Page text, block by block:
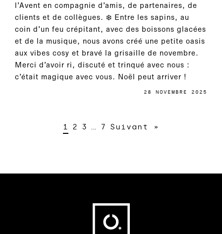
l’Avent en compagnie d’amis, de partenaires, de
clients et de collègues. ❄️ Entre les sapins, au
coin d’un feu crépitant, avec des boissons glacées
et de la musique, nous avons créé une petite oasis
aux vibes cosy et bravé la grisaille de novembre.
Merci d’avoir ri, discuté et trinqué avec nous :
c’était magique avec vous. Noël peut arriver !
28 NOVEMBRE 2025
1 2 3 … 7 Suivant »